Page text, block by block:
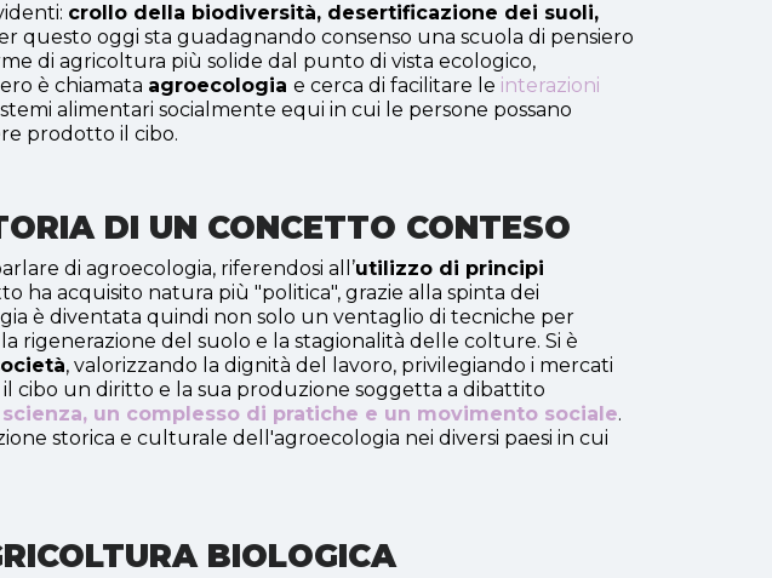
crollo della biodiversità, desertificazione dei suoli,
questo oggi sta guadagnando consenso una scuola di pensiero
di agricoltura più solide dal punto di vista ecologico,
è chiamata agroecologia e cerca di facilitare le interazioni
alimentari socialmente equi in cui le persone possano
prodotto il cibo.
DI UN CONCETTO CONTESO
di agroecologia, riferendosi all’utilizzo di principi
ha acquisito natura più "politica", grazie alla spinta dei
è diventata quindi non solo un ventaglio di tecniche per
rigenerazione del suolo e la stagionalità delle colture. Si è
, valorizzando la dignità del lavoro, privilegiando i mercati
cibo un diritto e la sua produzione soggetta a dibattito
scienza, un complesso di pratiche e un movimento sociale.
storica e culturale dell'agroecologia nei diversi paesi in cui
BIOLOGICA